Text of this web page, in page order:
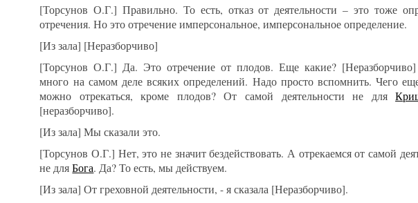
[Торсунов О.Г.] Правильно. То есть, отказ от деятельности – это тоже
отречения. Но это отречение имперсональное, имперсональное определение.
[Из зала] [Неразборчиво]
[Торсунов О.Г.] Да. Это отречение от плодов. Еще какие? [Неразборчиво]
много на самом деле всяких определений. Надо просто вспомнить. Чего
можно отрекаться, кроме плодов? От самой деятельности не для
[неразборчиво].
[Из зала] Мы сказали это.
[Торсунов О.Г.] Нет, это не значит бездействовать. А отрекаемся от самой
не дляБога. Да? То есть, мы действуем.
[Из зала] От греховной деятельности, - я сказала [Неразборчиво].